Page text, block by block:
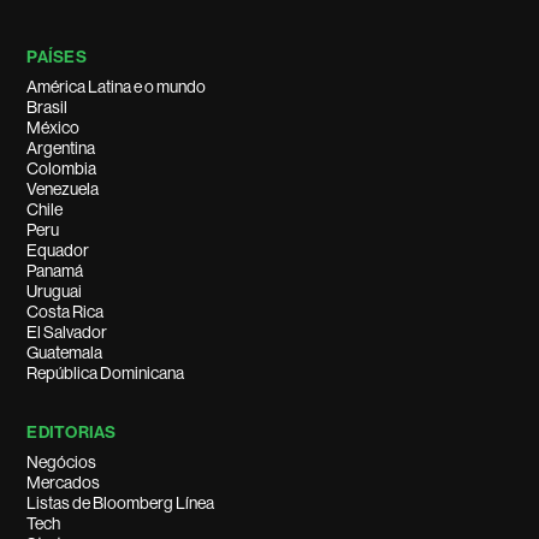
PAÍSES
América Latina e o mundo
Brasil
México
Argentina
Colombia
Venezuela
Chile
Peru
Equador
Panamá
Uruguai
Costa Rica
El Salvador
Guatemala
República Dominicana
EDITORIAS
Negócios
Mercados
Listas de Bloomberg Línea
Tech